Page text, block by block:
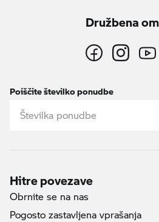
Družbena
Poiščite številko ponudbe
Hitre povezave
Obrnite se na nas
Pogosto zastavljena vprašanja